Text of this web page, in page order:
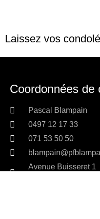
Laissez vos
Coordonnées de
Pascal Blampain
0497 12 17 33
071 53 50 50
Avenue Buisseret 1